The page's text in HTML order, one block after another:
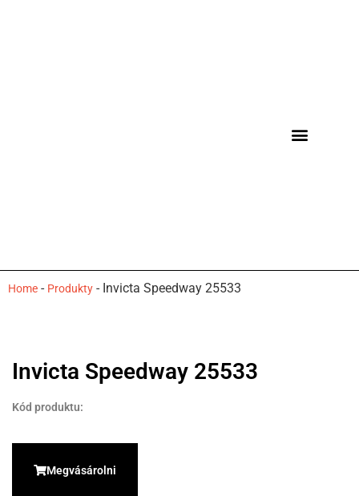
Home - Produkty - Invicta Speedway 25533
Invicta Speedway 25533
Kód produktu:
Megvásárolni